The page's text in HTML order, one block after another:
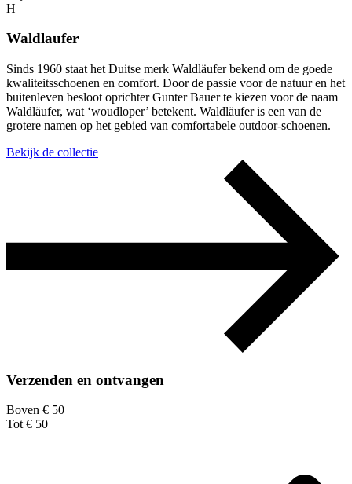
H
Waldlaufer
Sinds 1960 staat het Duitse merk Waldläufer bekend om de goede
kwaliteitsschoenen en comfort. Door de passie voor de natuur en het
buitenleven besloot oprichter Gunter Bauer te kiezen voor de naam
Waldläufer, wat ‘woudloper’ betekent. Waldläufer is een van de
grotere namen op het gebied van comfortabele outdoor-schoenen.
Bekijk de collectie
Verzenden en ontvangen
Boven € 50
Tot € 50